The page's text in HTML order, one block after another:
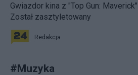
Gwiazdor kina z "Top Gun:
Został zasztyletowany
Redakcja
#Muzyka